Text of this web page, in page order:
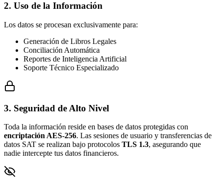
2. Uso de la Información
Los datos se procesan exclusivamente para:
Generación de Libros Legales
Conciliación Automática
Reportes de Inteligencia Artificial
Soporte Técnico Especializado
3. Seguridad de Alto Nivel
Toda la información reside en bases de datos protegidas con
encriptación AES-256. Las sesiones de usuario y transferencias de
datos SAT se realizan bajo protocolos TLS 1.3, asegurando que
nadie intercepte tus datos financieros.